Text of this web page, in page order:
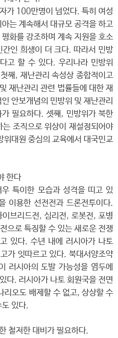
가 100만명이 넘었다. 특히 여성
는 계속해서 대규모 공격을 하고
화를 강조하며 계속 지원을 호소
인 희생이 더 크다. 따라서 민방
고 할 수 있다. 우리나라 민방위
째, 재난관리 속성상 종합적이고
재난관리 관련 법률들에 대한 재
안보개념의 민방위 및 재난관리
필요하다. 셋째, 민방위가 북한
조직으로 위상이 재설정되어야
대원 중심의 교육에서 대국민교
한다
특이한 모습과 성격을 띠고 있
이용한 선전전과 드론전투이다.
브리드전, 심리전, 로봇전, 포병
으로 특징할 수 있는 새로운 전쟁
있다. 수년 내에 러시아가 나토
가 잇따르고 있다. 북대서양조약
러시아의 도발 가능성을 염두에
다. 러시아가 나토 회원국을 전면
리오도 배제할 수 없고, 상상할 수
도 있다.
철저한 대비가 필요하다.